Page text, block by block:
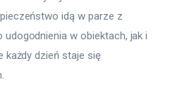
idą w parze z
w obiektach, jak i
każdy dzień staje się